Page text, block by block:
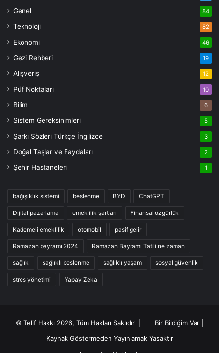
Genel 84
Teknoloji 82
Ekonomi 46
Gezi Rehberi 19
Alışveriş 12
Püf Noktaları 10
Bilim 6
Sistem Gereksinimleri 5
Şarkı Sözleri Türkçe İngilizce 3
Doğal Taşlar ve Faydaları 2
Şehir Hastaneleri 1
bağışıklık sistemi beslenme BYD ChatGPT
Dijital pazarlama emeklilik şartları Finansal özgürlük
Kademeli emeklilik otomobil pasif gelir
Ramazan bayramı 2024 Ramazan Bayramı Tatili ne zaman
sağlık sağlıklı beslenme sağlıklı yaşam sosyal güvenlik
stres yönetimi Yapay Zeka
© Telif Hakkı 2026, Tüm Hakları Saklıdır | Bir Bildiğim Var
Kaynak Göstermeden Yayınlamak Yasaktır